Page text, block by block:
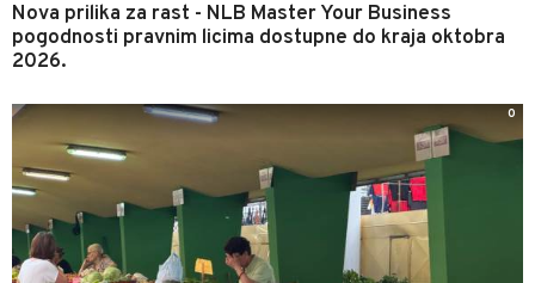
Nova prilika za rast - NLB Master Your Business
pogodnosti pravnim licima dostupne do kraja oktobra
2026.
0